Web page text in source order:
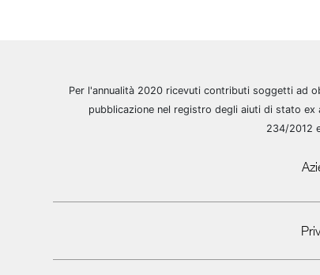
Per l'annualità 2020 ricevuti contributi soggetti ad
pubblicazione nel registro degli aiuti di stato ex
234/2012